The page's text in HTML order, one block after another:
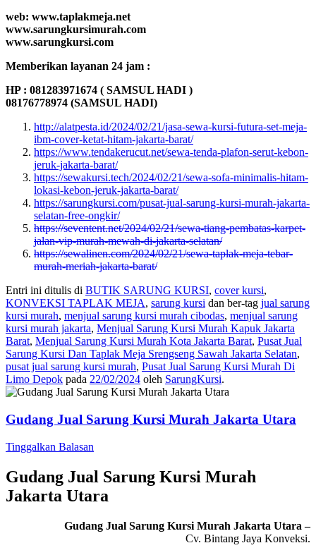
web: www.taplakmeja.net
www.sarungkursimurah.com
www.sarungkursi.com
Memberikan layanan 24 jam :
HP : 081283971674 ( SAMSUL HADI )
08176778974 (SAMSUL HADI)
http://alatpesta.id/2024/02/21/jasa-sewa-kursi-futura-set-meja-
ibm-cover-ketat-hitam-jakarta-barat/
https://www.tendakerucut.net/sewa-tenda-plafon-serut-kebon-
jeruk-jakarta-barat/
https://sewakursi.tech/2024/02/21/sewa-sofa-minimalis-hitam-
lokasi-kebon-jeruk-jakarta-barat/
https://sarungkursi.com/pusat-jual-sarung-kursi-murah-jakarta-
selatan-free-ongkir/
https://seventent.net/2024/02/21/sewa-tiang-pembatas-karpet-
jalan-vip-murah-mewah-di-jakarta-selatan/
https://sewalinen.com/2024/02/21/sewa-taplak-meja-tebar-
murah-meriah-jakarta-barat/
Entri ini ditulis di BUTIK SARUNG KURSI, cover kursi,
KONVEKSI TAPLAK MEJA, sarung kursi dan ber-tag jual sarung
kursi murah, menjual sarung kursi murah cibodas, menjual sarung
kursi murah jakarta, Menjual Sarung Kursi Murah Kapuk Jakarta
Barat, Menjual Sarung Kursi Murah Kota Jakarta Barat, Pusat Jual
Sarung Kursi Dan Taplak Meja Srengseng Sawah Jakarta Selatan,
pusat jual sarung kursi murah, Pusat Jual Sarung Kursi Murah Di
Limo Depok pada 22/02/2024 oleh SarungKursi.
Gudang Jual Sarung Kursi Murah Jakarta Utara
Tinggalkan Balasan
Gudang Jual Sarung Kursi Murah
Jakarta Utara
Gudang Jual Sarung Kursi Murah Jakarta Utara –
Cv. Bintang Jaya Konveksi.